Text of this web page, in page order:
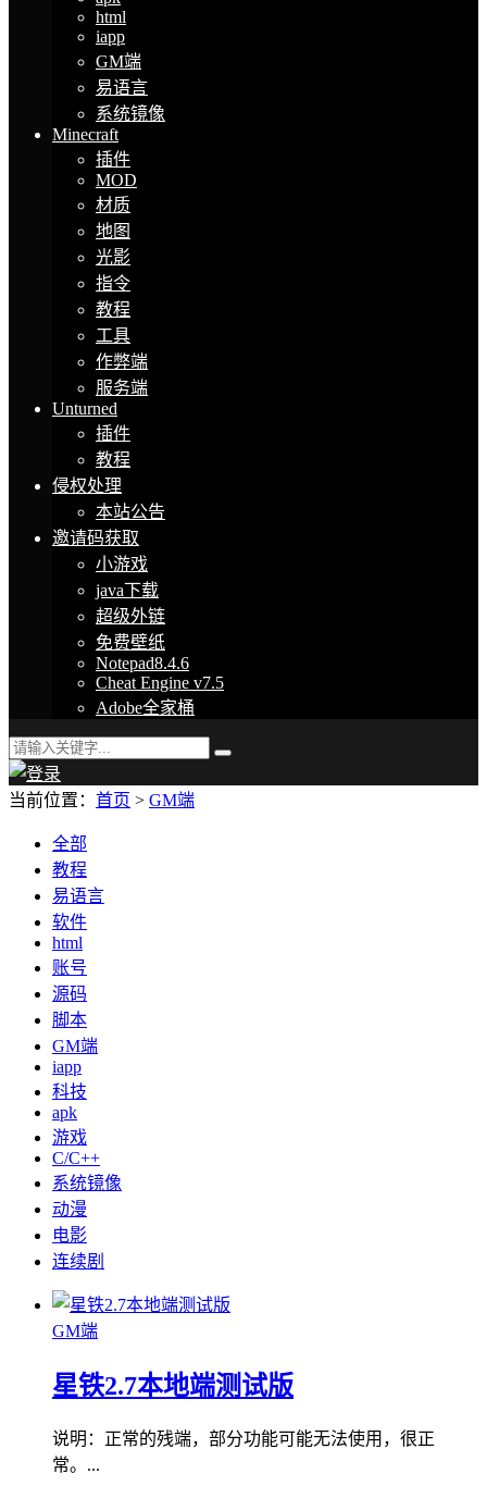
html
iapp
GM端
易语言
系统镜像
Minecraft
插件
MOD
材质
地图
光影
指令
教程
工具
作弊端
服务端
Unturned
插件
教程
侵权处理
本站公告
邀请码获取
小游戏
java下载
超级外链
免费壁纸
Notepad8.4.6
Cheat Engine v7.5
Adobe全家桶
当前位置： 首页 > GM端
全部
教程
易语言
软件
html
账号
源码
脚本
GM端
iapp
科技
apk
游戏
C/C++
系统镜像
动漫
电影
连续剧
GM端
星铁2.7本地端测试版
说明：正常的残端，部分功能可能无法使用，很正
常。...